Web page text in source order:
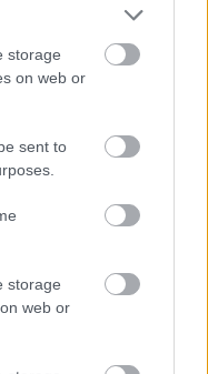
storage
on web or
sent to
storage
web or
vagyok a
és bizonyos
mondattal zárni,
tölt a szájban,
Jó étvágyat